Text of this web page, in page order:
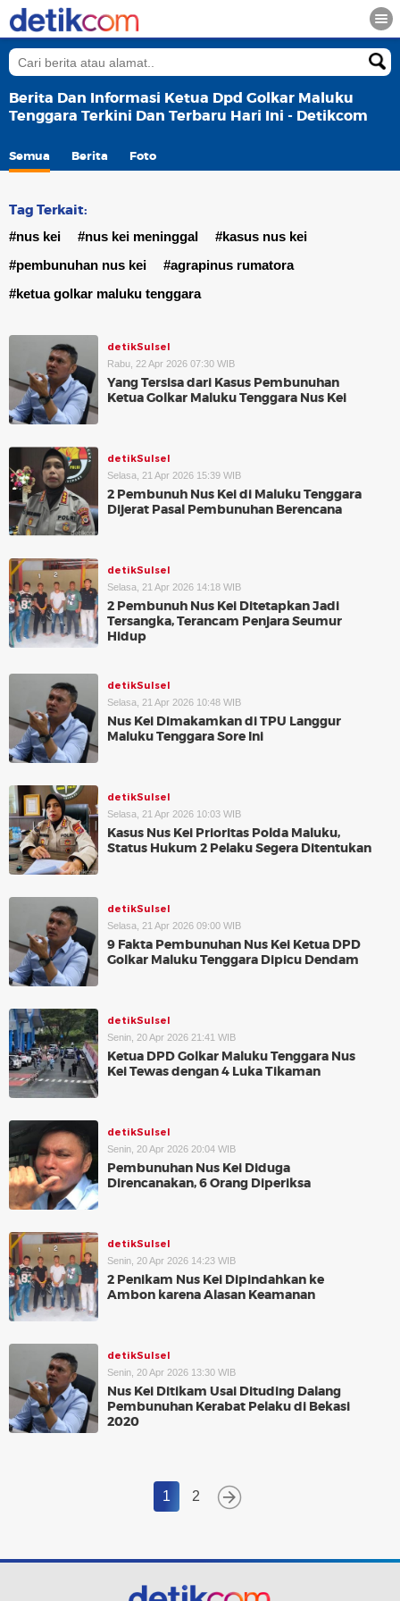
Berita Dan Informasi Ketua Dpd Golkar Maluku
Tenggara Terkini Dan Terbaru Hari Ini - Detikcom
Semua Berita Foto
Tag Terkait:
#nus kei #nus kei meninggal
#kasus nus kei
#pembunuhan nus kei
#agrapinus rumatora
#ketua golkar maluku tenggara
detikSulsel
Rabu, 22 Apr 2026 07:30 WIB
Yang Tersisa dari Kasus Pembunuhan
Ketua Golkar Maluku Tenggara Nus Kei
detikSulsel
Selasa, 21 Apr 2026 15:39 WIB
2 Pembunuh Nus Kei di Maluku Tenggara
Dijerat Pasal Pembunuhan Berencana
detikSulsel
Selasa, 21 Apr 2026 14:18 WIB
2 Pembunuh Nus Kei Ditetapkan Jadi
Tersangka, Terancam Penjara Seumur
Hidup
detikSulsel
Selasa, 21 Apr 2026 10:48 WIB
Nus Kei Dimakamkan di TPU Langgur
Maluku Tenggara Sore Ini
detikSulsel
Selasa, 21 Apr 2026 10:03 WIB
Kasus Nus Kei Prioritas Polda Maluku,
Status Hukum 2 Pelaku Segera Ditentukan
detikSulsel
Selasa, 21 Apr 2026 09:00 WIB
9 Fakta Pembunuhan Nus Kei Ketua DPD
Golkar Maluku Tenggara Dipicu Dendam
detikSulsel
Senin, 20 Apr 2026 21:41 WIB
Ketua DPD Golkar Maluku Tenggara Nus
Kei Tewas dengan 4 Luka Tikaman
detikSulsel
Senin, 20 Apr 2026 20:04 WIB
Pembunuhan Nus Kei Diduga
Direncanakan, 6 Orang Diperiksa
detikSulsel
Senin, 20 Apr 2026 14:23 WIB
2 Penikam Nus Kei Dipindahkan ke
Ambon karena Alasan Keamanan
detikSulsel
Senin, 20 Apr 2026 13:30 WIB
Nus Kei Ditikam Usai Dituding Dalang
Pembunuhan Kerabat Pelaku di Bekasi
2020
1 2